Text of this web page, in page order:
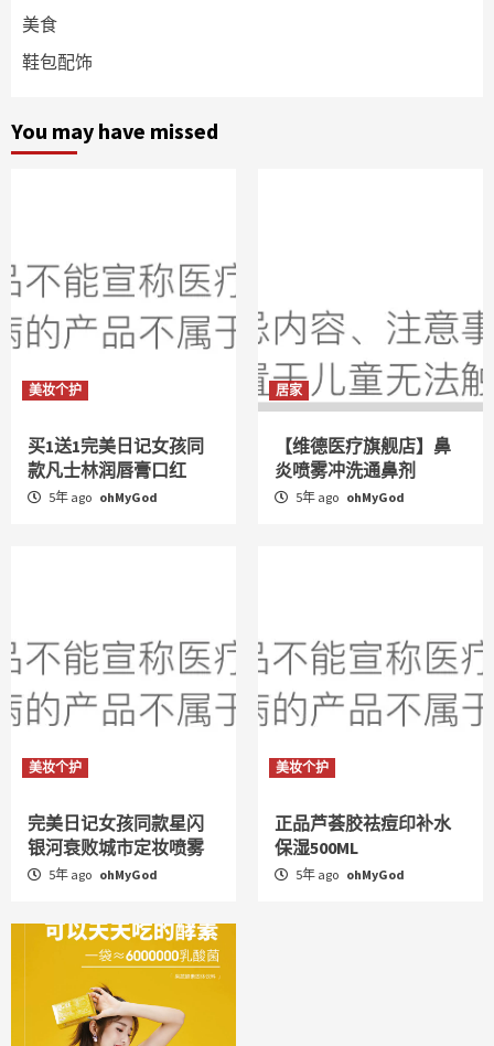
美食
鞋包配饰
You may have missed
美妆个护
买1送1完美日记女孩同
款凡士林润唇膏口红
5年 ago ohMyGod
居家
【维德医疗旗舰店】鼻
炎喷雾冲洗通鼻剂
5年 ago ohMyGod
美妆个护
完美日记女孩同款星闪
银河衰败城市定妆喷雾
5年 ago ohMyGod
美妆个护
正品芦荟胶祛痘印补水
保湿500ML
5年 ago ohMyGod